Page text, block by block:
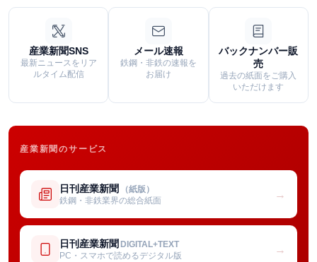
産業新聞SNS
最新ニュースをリア
ルタイム配信
メール速報
鉄鋼・非鉄の速報を
お届け
バックナンバー販
売
過去の紙面をご購入
いただけます
産業新聞のサービス
日刊産業新聞 （紙版）
鉄鋼・非鉄業界の総合紙面
→
日刊産業新聞 DIGITAL+TEXT
PC・スマホで読めるデジタル版
→